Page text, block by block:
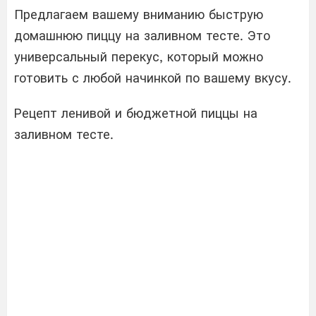
Предлагаем вашему вниманию быструю
домашнюю пиццу на заливном тесте. Это
универсальный перекус, который можно
готовить с любой начинкой по вашему вкусу.
Рецепт ленивой и бюджетной пиццы на
заливном тесте.